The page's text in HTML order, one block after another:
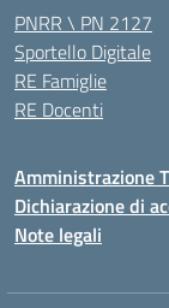
PNRR \ PN 2127
Sportello Digitale
RE Famiglie
RE Docenti
Amministrazione
Dichiarazione di
Note legali